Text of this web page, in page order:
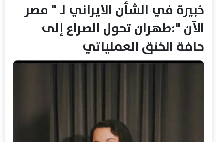
خبيرة في الشأن الايراني لـ " مصر
الآن ":طهران تحول الصراع إلى
حافة الخنق العملياتي